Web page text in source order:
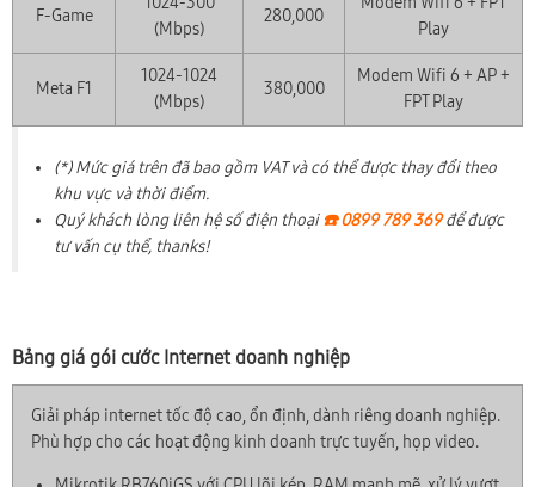
F-Game
(Mbps)
280,000
Play
Meta F1
1024-1024
(Mbps)
380,000
Modem Wifi 6 + AP +
FPT Play
(*) Mức giá trên đã bao gồm VAT và có thể được thay đổi theo
khu vực và thời điểm.
Quý khách lòng liên hệ số điện thoại☎️ 0899 789 369để được
tư vấn cụ thể, thanks!
Bảng giá gói cước Internet doanh nghiệp
Giải pháp internet tốc độ cao, ổn định, dành riêng doanh nghiệp.
Phù hợp cho các hoạt động kinh doanh trực tuyến, họp video.